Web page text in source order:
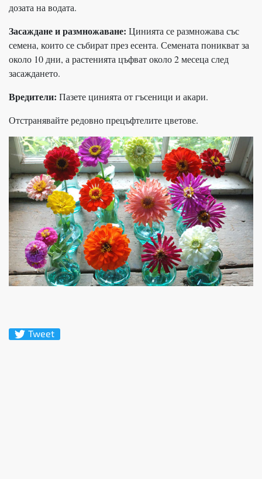
дозата на водата.
Засаждане и размножаване: Цинията се размножава със
семена, които се събират през есента. Семената поникват за
около 10 дни, а растенията цъфват около 2 месеца след
засаждането.
Вредители: Пазете цинията от гъсеници и акари.
Отстранявайте редовно прецъфтелите цветове.
Tweet